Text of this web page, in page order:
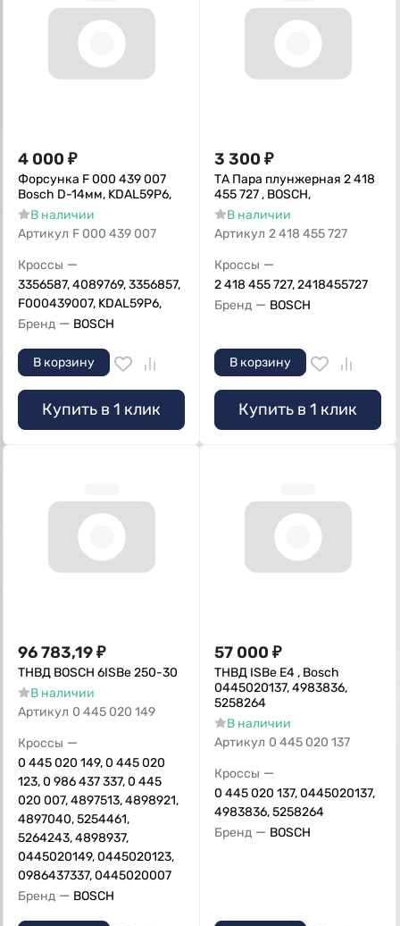
4 000 ₽
Форсунка F 000 439 007
Bosch D-14мм, KDAL59P6,
В наличии
Артикул F 000 439 007
Кроссы —
3356587, 4089769, 3356857,
F000439007, KDAL59P6,
Бренд — BOSCH
В корзину
Купить в 1 клик
3 300 ₽
ТА Пара плунжерная 2 418
455 727 , BOSCH,
В наличии
Артикул 2 418 455 727
Кроссы —
2 418 455 727, 2418455727
Бренд — BOSCH
В корзину
Купить в 1 клик
96 783,19₽
ТНВД BOSCH 6ISBe 250-30
В наличии
Артикул 0 445 020 149
Кроссы —
0 445 020 149, 0 445 020
123, 0 986 437 337, 0 445
020 007, 4897513, 4898921,
4897040, 5254461,
5264243, 4898937,
0445020149, 0445020123,
0986437337, 0445020007
Бренд — BOSCH
57 000 ₽
ТНВД ISBe E4 , Bosch
0445020137, 4983836,
5258264
В наличии
Артикул 0 445 020 137
Кроссы —
0 445 020 137, 0445020137,
4983836, 5258264
Бренд — BOSCH